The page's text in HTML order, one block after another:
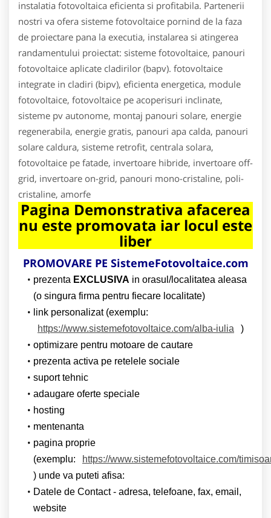
instalatia fotovoltaica eficienta si profitabila. Partenerii
nostri va ofera sisteme fotovoltaice pornind de la faza
de proiectare pana la executia, instalarea si atingerea
randamentului proiectat: sisteme fotovoltaice, panouri
fotovoltaice aplicate cladirilor (bapv). fotovoltaice
integrate in cladiri (bipv), eficienta energetica, module
fotovoltaice, fotovoltaice pe acoperisuri inclinate,
sisteme pv autonome, montaj panouri solare, energie
regenerabila, energie gratis, panouri apa calda, panouri
solare caldura, sisteme retrofit, centrala solara,
fotovoltaice pe fatade, invertoare hibride, invertoare off-
grid, invertoare on-grid, panouri mono-cristaline, poli-
cristaline, amorfe
Pagina Demonstrativa afacerea
nu este promovata iar locul este
liber
PROMOVARE PE SistemeFotovoltaice.com
prezenta EXCLUSIVA in orasul/localitatea aleasa
(o singura firma pentru fiecare localitate)
link personalizat (exemplu:
https://www.sistemefotovoltaice.com/alba-iulia
)
optimizare pentru motoare de cautare
prezenta activa pe retelele sociale
suport tehnic
adaugare oferte speciale
hosting
mentenanta
pagina proprie
(exemplu:
https://www.sistemefotovoltaice.com/
) unde va puteti afisa:
Datele de Contact - adresa, telefoane, fax, email,
website